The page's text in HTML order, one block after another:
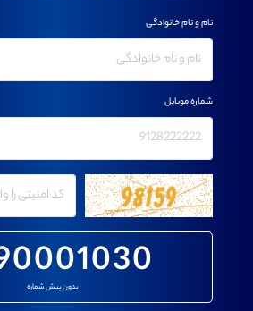
بدون پیش شماره
نام و نام خانوادگی
شماره موبایل